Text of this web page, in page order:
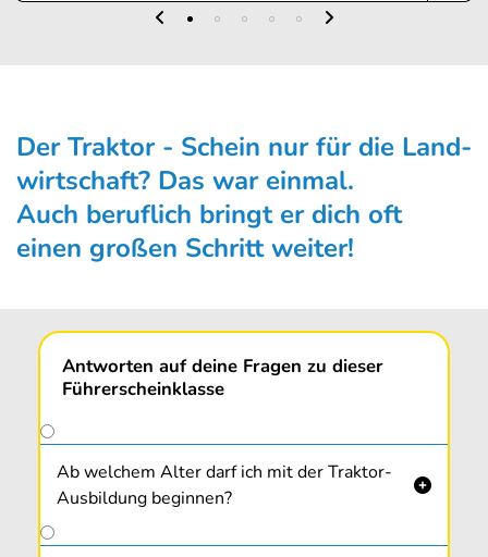
Der Traktor - Schein nur für die Land­
wirt­schaft? Das war ein­mal.
Auch beruflich bringt er dich oft
einen großen Schritt weiter!
Antworten auf deine Fragen zu dieser
Führerscheinklasse
Ab welchem Alter darf ich mit der Traktor-
Ausbildung beginnen?
